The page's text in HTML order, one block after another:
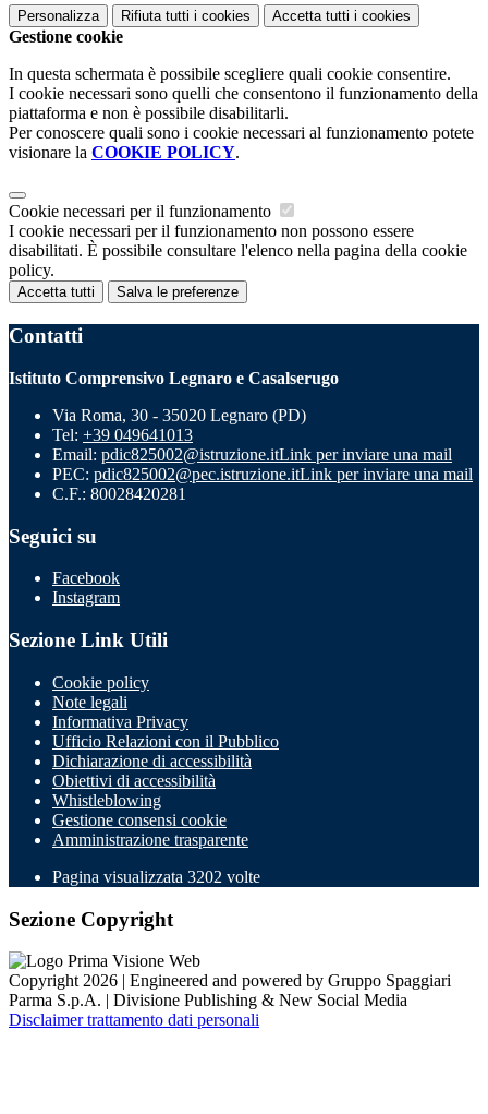
Personalizza Rifiuta tutti i cookies Accetta tutti i cookies
Gestione cookie
In questa schermata è possibile scegliere quali cookie consentire.
I cookie necessari sono quelli che consentono il funzionamento della
piattaforma e non è possibile disabilitarli.
Per conoscere quali sono i cookie necessari al funzionamento potete
visionare la COOKIE POLICY.
Cookie necessari per il funzionamento
I cookie necessari per il funzionamento non possono essere
disabilitati. È possibile consultare l'elenco nella pagina della cookie
policy.
Accetta tutti Salva le preferenze
Contatti
Istituto Comprensivo Legnaro e Casalserugo
Via Roma, 30 - 35020 Legnaro (PD)
Tel: +39 049641013
Email: pdic825002@istruzione.itLink per inviare una mail
PEC: pdic825002@pec.istruzione.itLink per inviare una mail
C.F.: 80028420281
Seguici su
Facebook
Instagram
Sezione Link Utili
Cookie policy
Note legali
Informativa Privacy
Ufficio Relazioni con il Pubblico
Dichiarazione di accessibilità
Obiettivi di accessibilità
Whistleblowing
Gestione consensi cookie
Amministrazione trasparente
Pagina visualizzata 3202 volte
Sezione Copyright
Copyright 2026 | Engineered and powered by Gruppo Spaggiari
Parma S.p.A. | Divisione Publishing & New Social Media
Disclaimer trattamento dati personali